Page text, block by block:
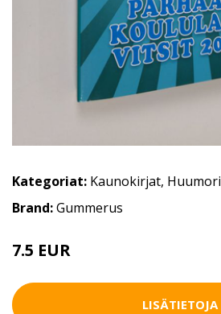
Kategoriat: Kaunokirjat, Huumori
Brand:Gummerus
7.5 EUR
LISÄTIETOJA